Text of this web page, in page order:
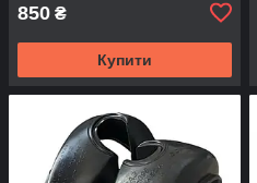
850 ₴
Купити